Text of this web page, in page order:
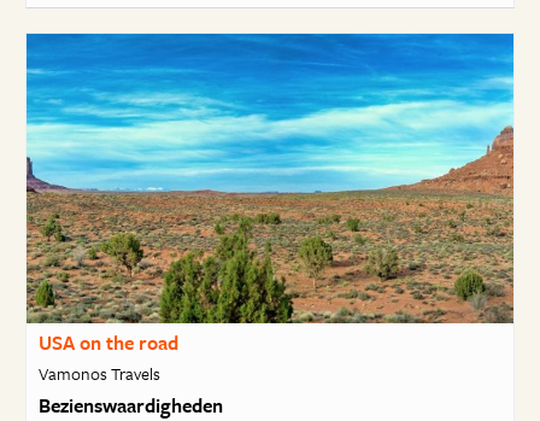
USA on the road
Vamonos Travels
Bezienswaardigheden